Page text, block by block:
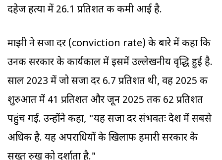
दहेज हत्या में 26.1 प्रतिशत की कमी आई है.
माझी ने सजा दर (conviction rate) के बारे में कहा कि
उनकी सरकार के कार्यकाल में इसमें उल्लेखनीय वृद्धि हुई है.
साल 2023 में जो सजा दर 6.7 प्रतिशत थी, वह 2025 की
शुरुआत में 41 प्रतिशत और जून 2025 तक 62 प्रतिशत
पहुंच गई. उन्होंने कहा, "यह सजा दर संभवतः देश में सबसे
अधिक है. यह अपराधियों के खिलाफ हमारी सरकार के
सख्त रुख को दर्शाता है."